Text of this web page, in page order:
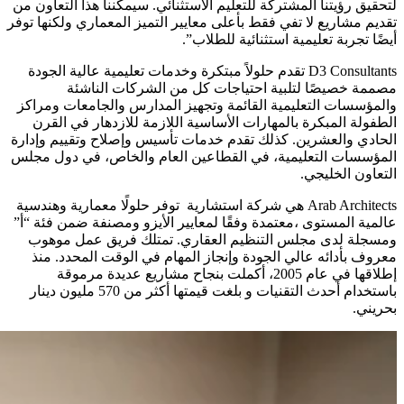
لتحقيق رؤيتنا المشتركة للتعليم الاستثنائي. سيمكننا هذا التعاون من
تقديم مشاريع لا تفي فقط بأعلى معايير التميز المعماري ولكنها توفر
أيضًا تجربة تعليمية استثنائية للطلاب”.
D3 Consultants تقدم حلولاً مبتكرة وخدمات تعليمية عالية الجودة
مصممة خصيصًا لتلبية احتياجات كل من الشركات الناشئة
والمؤسسات التعليمية القائمة وتجهيز المدارس والجامعات ومراكز
الطفولة المبكرة بالمهارات الأساسية اللازمة للازدهار في القرن
الحادي والعشرين. كذلك تقدم خدمات تأسيس وإصلاح وتقييم وإدارة
المؤسسات التعليمية، في القطاعين العام والخاص، في دول مجلس
التعاون الخليجي.
Arab Architects هي شركة استشارية توفر حلولًا معمارية وهندسية
عالمية المستوى ،معتمدة وفقًا لمعايير الأيزو ومصنفة ضمن فئة “أ”
ومسجلة لدى مجلس التنظيم العقاري. تمتلك فريق عمل موهوب
معروف بأدائه عالي الجودة وإنجاز المهام في الوقت المحدد. منذ
إطلاقها في عام 2005، أكملت بنجاح مشاريع عديدة مرموقة
باستخدام أحدث التقنيات و بلغت قيمتها أكثر من 570 مليون دينار
بحريني.